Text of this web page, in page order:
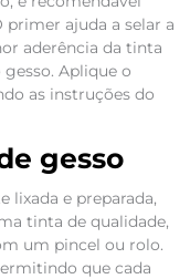
ajuda a selar a
aderência da tinta
Aplique o
as instruções do
gesso
lixada e preparada,
tinta de qualidade,
um pincel ou rolo.
que cada